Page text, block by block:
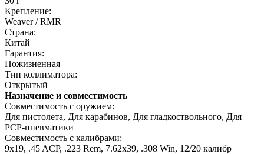
Крепление:
Weaver / RMR
Страна:
Китай
Гарантия:
Пожизненная
Тип коллиматора:
Открытый
Назначение и совместимость
Совместимость с оружием:
Для пистолета, Для карабинов, Для гладкоствольного, Для
PCP-пневматики
Совместимость с калибрами:
9x19, .45 ACP, .223 Rem, 7.62х39, .308 Win, 12/20 калибр